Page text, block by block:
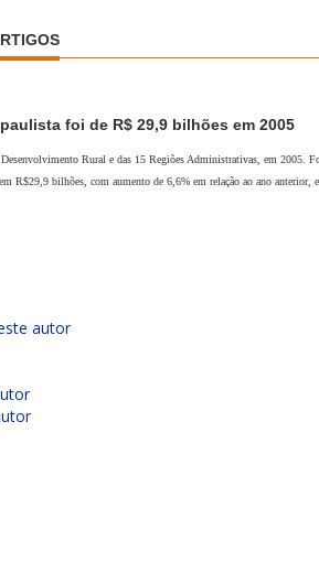
foi de R$ 29,9 bilhões em 2005
Rural e das 15 Regiões Administrativas, em 2005.
bilhões, com aumento de 6,6% em relação ao ano anterior,
autor